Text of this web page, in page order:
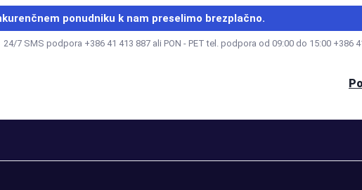
ponudniku k nam preselimo brezplačno.
24/7 SMS podpora +386 41 413 887 ali PON - PET tel. podpora od 09:00 do 15:00 +386